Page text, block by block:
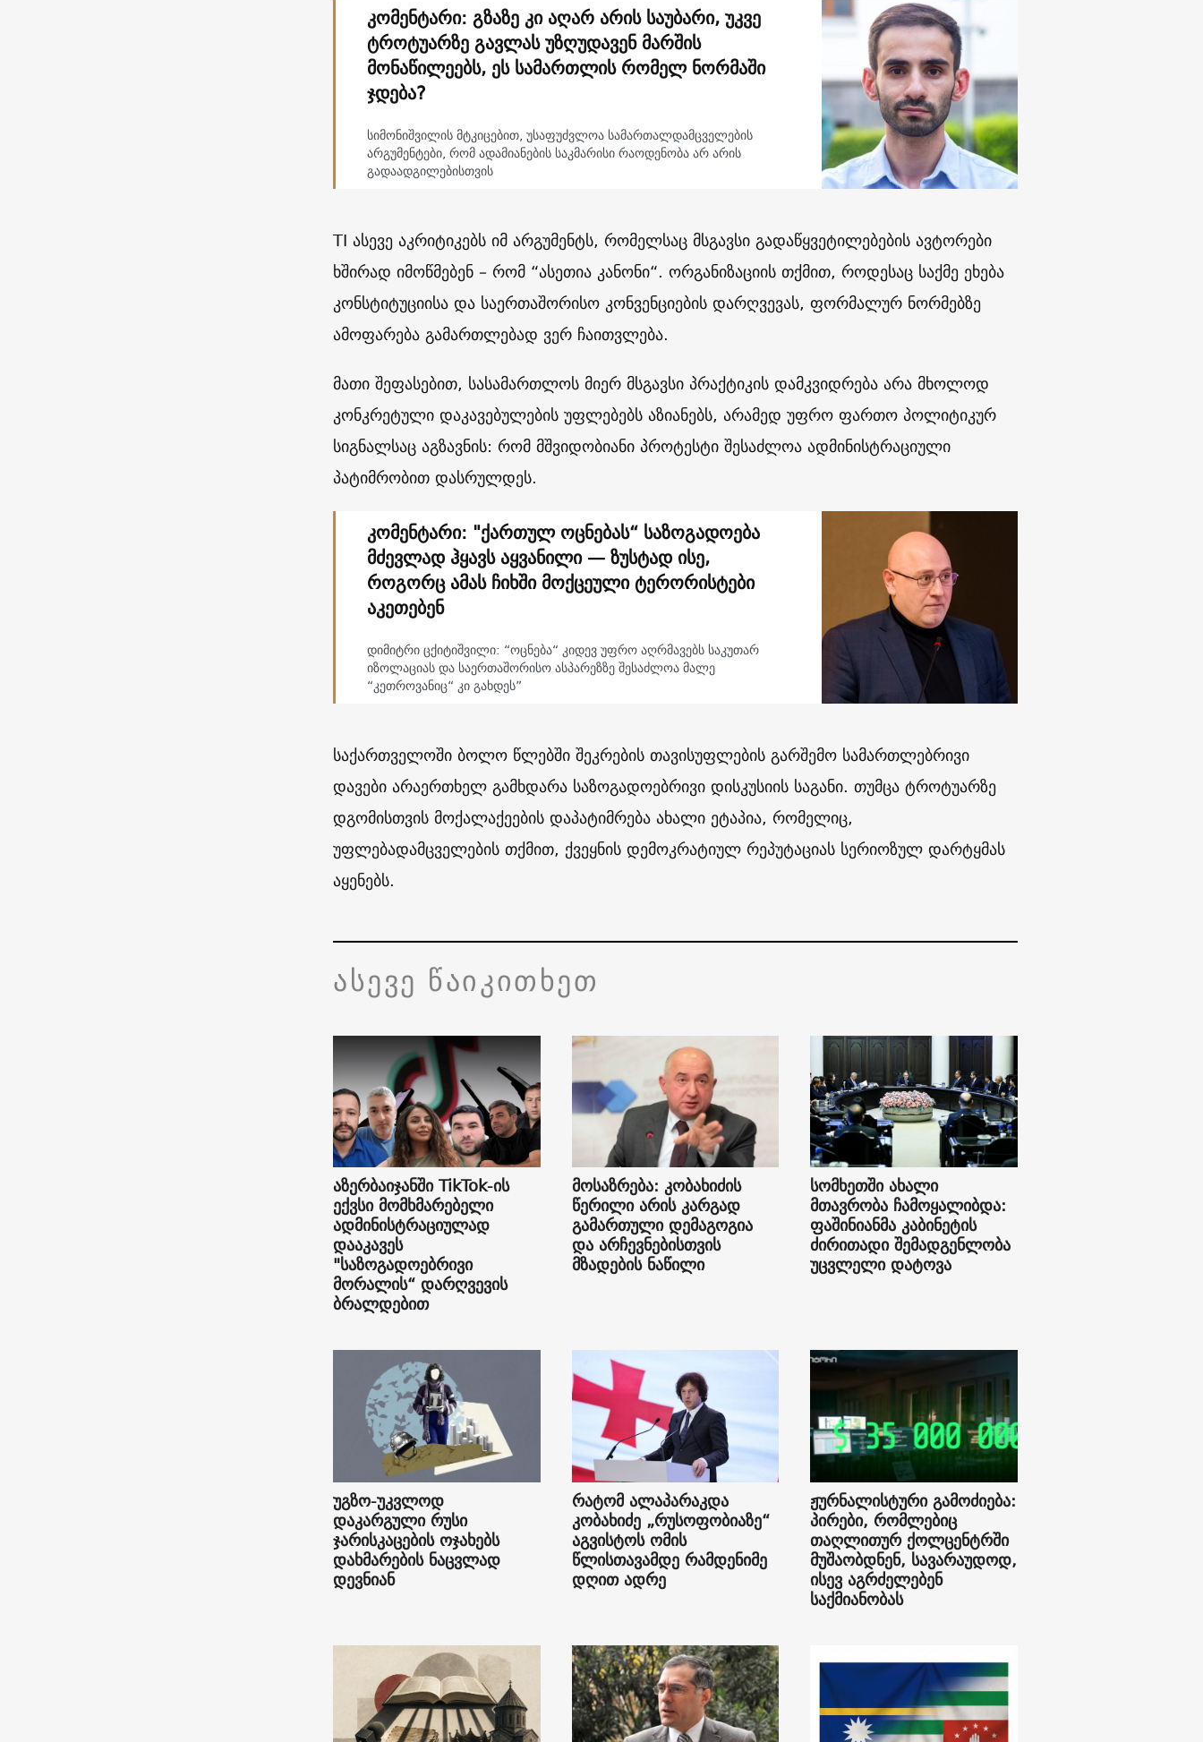
კომენტარი: გზაზე კი აღარ არის საუბარი, უკვე
ტროტუარზე გავლას უზღუდავენ მარშის
მონაწილეებს, ეს სამართლის რომელ ნორმაში
ჯდება?
სიმონიშვილის მტკიცებით, უსაფუძვლოა სამართალდამცველების
არგუმენტები, რომ ადამიანების საკმარისი რაოდენობა არ არის
გადაადგილებისთვის
TI ასევე აკრიტიკებს იმ არგუმენტს, რომელსაც მსგავსი გადაწყვეტილებების ავტორები
ხშირად იმოწმებენ – რომ “ასეთია კანონი“. ორგანიზაციის თქმით, როდესაც საქმე ეხება
კონსტიტუციისა და საერთაშორისო კონვენციების დარღვევას, ფორმალურ ნორმებზე
ამოფარება გამართლებად ვერ ჩაითვლება.
მათი შეფასებით, სასამართლოს მიერ მსგავსი პრაქტიკის დამკვიდრება არა მხოლოდ
კონკრეტული დაკავებულების უფლებებს აზიანებს, არამედ უფრო ფართო პოლიტიკურ
სიგნალსაც აგზავნის: რომ მშვიდობიანი პროტესტი შესაძლოა ადმინისტრაციული
პატიმრობით დასრულდეს.
კომენტარი: "ქართულ ოცნებას“ საზოგადოება
მძევლად ჰყავს აყვანილი — ზუსტად ისე,
როგორც ამას ჩიხში მოქცეული ტერორისტები
აკეთებენ
დიმიტრი ცქიტიშვილი: “ოცნება“ კიდევ უფრო აღრმავებს საკუთარ
იზოლაციას და საერთაშორისო ასპარეზზე შესაძლოა მალე
“კეთროვანიც“ კი გახდეს”
საქართველოში ბოლო წლებში შეკრების თავისუფლების გარშემო სამართლებრივი
დავები არაერთხელ გამხდარა საზოგადოებრივი დისკუსიის საგანი. თუმცა ტროტუარზე
დგომისთვის მოქალაქეების დაპატიმრება ახალი ეტაპია, რომელიც,
უფლებადამცველების თქმით, ქვეყნის დემოკრატიულ რეპუტაციას სერიოზულ დარტყმას
აყენებს.
ასევე წაიკითხეთ
აზერბაიჯანში TikTok-ის
ექვსი მომხმარებელი
ადმინისტრაციულად
დააკავეს
"საზოგადოებრივი
მორალის“ დარღვევის
ბრალდებით
მოსაზრება: კობახიძის
წერილი არის კარგად
გამართული დემაგოგია
და არჩევნებისთვის
მზადების ნაწილი
სომხეთში ახალი
მთავრობა ჩამოყალიბდა:
ფაშინიანმა კაბინეტის
ძირითადი შემადგენლობა
უცვლელი დატოვა
უგზო-უკვლოდ
დაკარგული რუსი
ჯარისკაცების ოჯახებს
დახმარების ნაცვლად
დევნიან
რატომ ალაპარაკდა
კობახიძე „რუსოფობიაზე“
აგვისტოს ომის
წლისთავამდე რამდენიმე
დღით ადრე
ჟურნალისტური გამოძიება:
პირები, რომლებიც
თაღლითურ ქოლცენტრში
მუშაობდნენ, სავარაუდოდ,
ისევ აგრძელებენ
საქმიანობას